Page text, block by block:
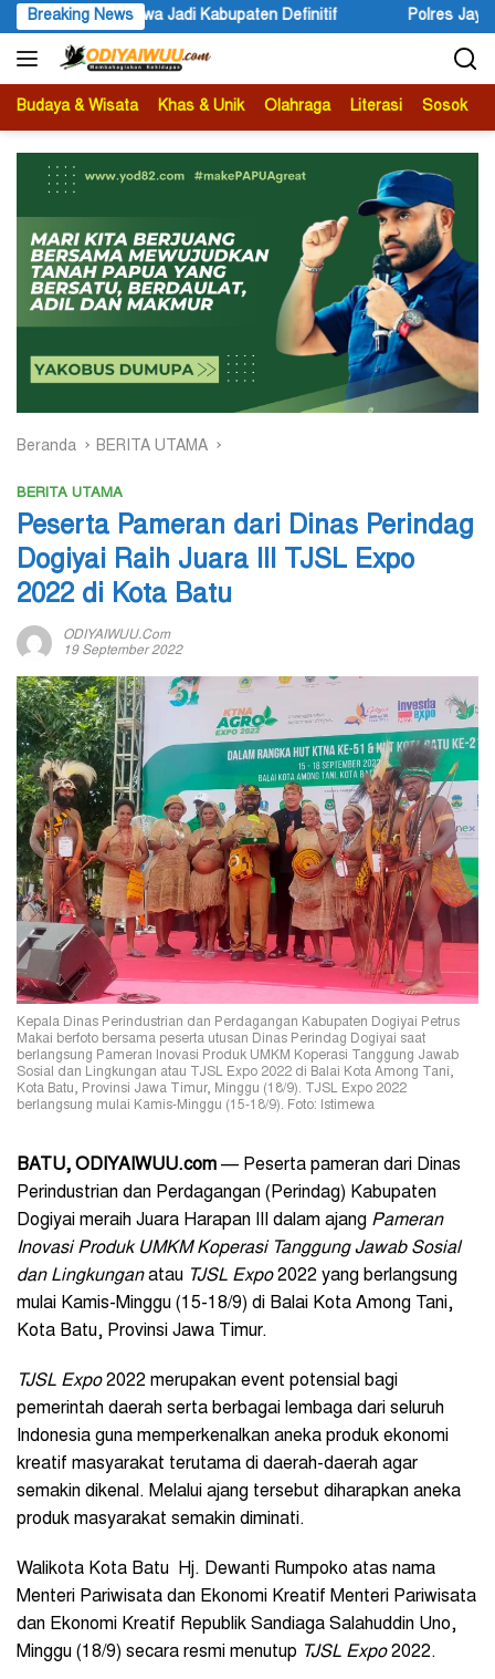
Langsung
ke
konten
Breaking NewsPolres Jayapura Lakukan Penyelidikan Pasca
Budaya & Wisata Khas & Unik Olahraga Literasi Sosok
Beranda BERITA UTAMA
BERITA UTAMA
Peserta Pameran dari Dinas Perindag
Dogiyai Raih Juara III TJSL Expo
2022 di Kota Batu
ODIYAIWUU.com
19 September 2022
Kepala Dinas Perindustrian dan Perdagangan Kabupaten Dogiyai Petrus
Makai berfoto bersama peserta utusan Dinas Perindag Dogiyai saat
berlangsung Pameran Inovasi Produk UMKM Koperasi Tanggung Jawab
Sosial dan Lingkungan atau TJSL Expo 2022 di Balai Kota Among Tani,
Kota Batu, Provinsi Jawa Timur, Minggu (18/9). TJSL Expo 2022
berlangsung mulai Kamis-Minggu (15-18/9). Foto: Istimewa
BATU, ODIYAIWUU.com — Peserta pameran dari Dinas
Perindustrian dan Perdagangan (Perindag) Kabupaten
Dogiyai meraih Juara Harapan III dalam ajang Pameran
Inovasi Produk UMKM Koperasi Tanggung Jawab Sosial
dan Lingkunganatau TJSL Expo2022 yang berlangsung
mulai Kamis-Minggu (15-18/9) di Balai Kota Among Tani,
Kota Batu, Provinsi Jawa Timur.
TJSL Expo2022 merupakan event potensial bagi
pemerintah daerah serta berbagai lembaga dari seluruh
Indonesia guna memperkenalkan aneka produk ekonomi
kreatif masyarakat terutama di daerah-daerah agar
semakin dikenal. Melalui ajang tersebut diharapkan aneka
produk masyarakat semakin diminati.
Walikota Kota Batu Hj. Dewanti Rumpoko atas nama
Menteri Pariwisata dan Ekonomi Kreatif Menteri Pariwisata
dan Ekonomi Kreatif Republik Sandiaga Salahuddin Uno,
Minggu (18/9) secara resmi menutup TJSL Expo2022.